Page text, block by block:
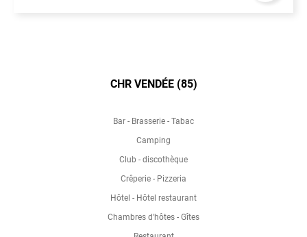
CHR VENDÉE (85)
Bar - Brasserie - Tabac
Camping
Club - discothèque
Crêperie - Pizzeria
Hôtel - Hôtel restaurant
Chambres d'hôtes - Gîtes